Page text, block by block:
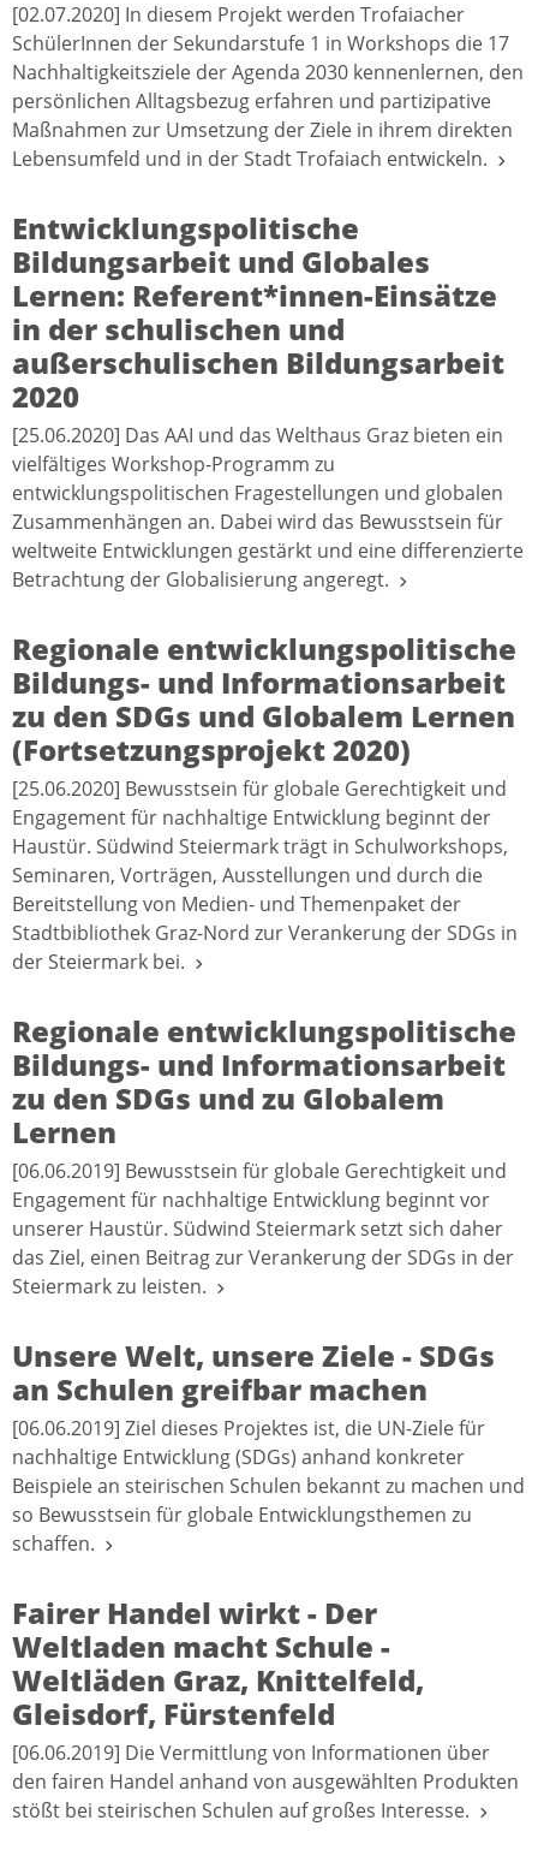
[02.07.2020] In diesem Projekt werden Trofaiacher
SchülerInnen der Sekundarstufe 1 in Workshops die 17
Nachhaltigkeitsziele der Agenda 2030 kennenlernen, den
persönlichen Alltagsbezug erfahren und partizipative
Maßnahmen zur Umsetzung der Ziele in ihrem direkten
Lebensumfeld und in der Stadt Trofaiach entwickeln.
Entwicklungspolitische
Bildungsarbeit und Globales
Lernen: Referent*innen-Einsätze
in der schulischen und
außerschulischen Bildungsarbeit
2020
[25.06.2020] Das AAI und das Welthaus Graz bieten ein
vielfältiges Workshop-Programm zu
entwicklungspolitischen Fragestellungen und globalen
Zusammenhängen an. Dabei wird das Bewusstsein für
weltweite Entwicklungen gestärkt und eine differenzierte
Betrachtung der Globalisierung angeregt.
Regionale entwicklungspolitische
Bildungs- und Informationsarbeit
zu den SDGs und Globalem Lernen
(Fortsetzungsprojekt 2020)
[25.06.2020] Bewusstsein für globale Gerechtigkeit und
Engagement für nachhaltige Entwicklung beginnt der
Haustür. Südwind Steiermark trägt in Schulworkshops,
Seminaren, Vorträgen, Ausstellungen und durch die
Bereitstellung von Medien- und Themenpaket der
Stadtbibliothek Graz-Nord zur Verankerung der SDGs in
der Steiermark bei.
Regionale entwicklungspolitische
Bildungs- und Informationsarbeit
zu den SDGs und zu Globalem
Lernen
[06.06.2019] Bewusstsein für globale Gerechtigkeit und
Engagement für nachhaltige Entwicklung beginnt vor
unserer Haustür. Südwind Steiermark setzt sich daher
das Ziel, einen Beitrag zur Verankerung der SDGs in der
Steiermark zu leisten.
Unsere Welt, unsere Ziele - SDGs
an Schulen greifbar machen
[06.06.2019] Ziel dieses Projektes ist, die UN-Ziele für
nachhaltige Entwicklung (SDGs) anhand konkreter
Beispiele an steirischen Schulen bekannt zu machen und
so Bewusstsein für globale Entwicklungsthemen zu
schaffen.
Fairer Handel wirkt - Der
Weltladen macht Schule -
Weltläden Graz, Knittelfeld,
Gleisdorf, Fürstenfeld
[06.06.2019] Die Vermittlung von Informationen über
den fairen Handel anhand von ausgewählten Produkten
stößt bei steirischen Schulen auf großes Interesse.